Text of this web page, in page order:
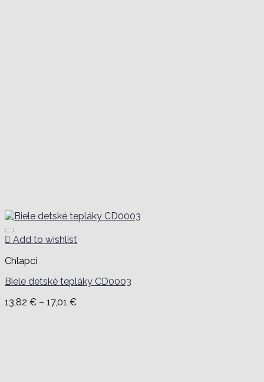
Add to wishlist
Chlapci
Biele detské tepláky CD0003
13,82 € – 17,01 €Price